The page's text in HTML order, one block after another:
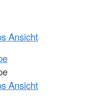
Ansicht
Ansicht